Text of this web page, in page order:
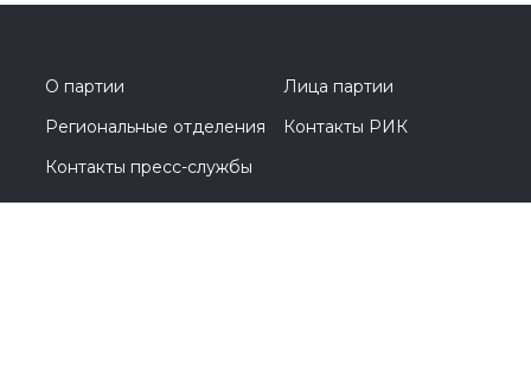
О партии
Лица партии
Региональные отделения
Контакты РИК
Контакты пресс-службы